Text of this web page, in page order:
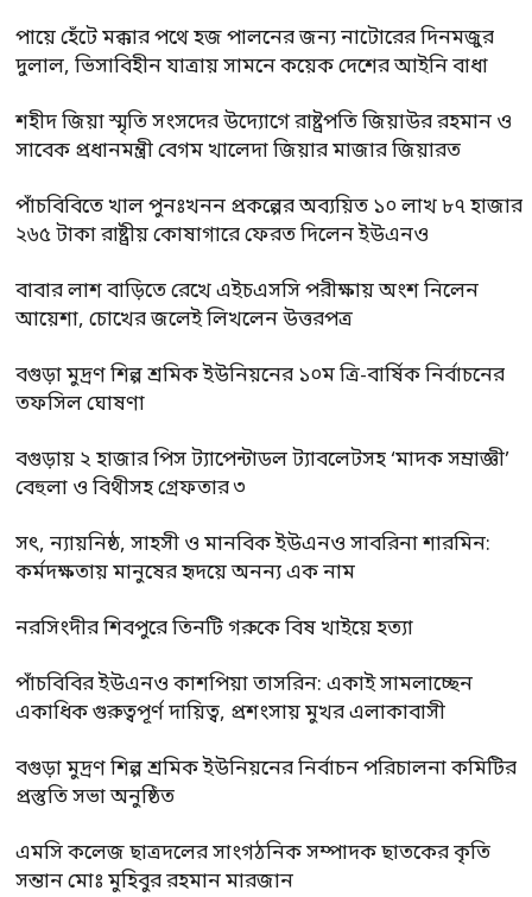
পায়ে হেঁটে মক্কার পথে হজ পালনের জন্য নাটোরের দিনমজুর
দুলাল, ভিসাবিহীন যাত্রায় সামনে কয়েক দেশের আইনি বাধা
শহীদ জিয়া স্মৃতি সংসদের উদ্যোগে রাষ্ট্রপতি জিয়াউর রহমান ও
সাবেক প্রধানমন্ত্রী বেগম খালেদা জিয়ার মাজার জিয়ারত
পাঁচবিবিতে খাল পুনঃখনন প্রকল্পের অব্যয়িত ১০ লাখ ৮৭ হাজার
২৬৫ টাকা রাষ্ট্রীয় কোষাগারে ফেরত দিলেন ইউএনও
বাবার লাশ বাড়িতে রেখে এইচএসসি পরীক্ষায় অংশ নিলেন
আয়েশা, চোখের জলেই লিখলেন উত্তরপত্র
বগুড়া মুদ্রণ শিল্প শ্রমিক ইউনিয়নের ১০ম ত্রি-বার্ষিক নির্বাচনের
তফসিল ঘোষণা
বগুড়ায় ২ হাজার পিস ট্যাপেন্টাডল ট্যাবলেটসহ ‘মাদক সম্রাজ্ঞী’
বেহুলা ও বিথীসহ গ্রেফতার ৩
সৎ, ন্যায়নিষ্ঠ, সাহসী ও মানবিক ইউএনও সাবরিনা শারমিন:
কর্মদক্ষতায় মানুষের হৃদয়ে অনন্য এক নাম
নরসিংদীর শিবপুরে তিনটি গরুকে বিষ খাইয়ে হত্যা
পাঁচবিবির ইউএনও কাশপিয়া তাসরিন: একাই সামলাচ্ছেন
একাধিক গুরুত্বপূর্ণ দায়িত্ব, প্রশংসায় মুখর এলাকাবাসী
বগুড়া মুদ্রণ শিল্প শ্রমিক ইউনিয়নের নির্বাচন পরিচালনা কমিটির
প্রস্তুতি সভা অনুষ্ঠিত
এমসি কলেজ ছাত্রদলের সাংগঠনিক সম্পাদক ছাতকের কৃতি
সন্তান মোঃ মুহিবুর রহমান মারজান